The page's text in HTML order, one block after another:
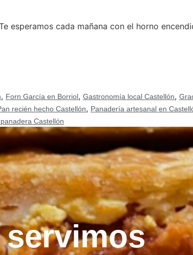
esperamos cada mañana con el horno
, Forn García en Borriol, Gastronomía local Castellón,
recién hecho Castellón, Panadería artesanal en
Castellón
servimos